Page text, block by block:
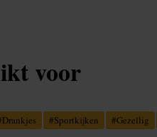
voor
Drankjes #Sportkijken #Gezellig